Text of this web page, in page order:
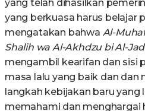
yang telah dihasilkan
yang berkuasa harus belajar
mengatakan bahwa Al-
Shalih wa Al-Akhdzu bi Al-
mengambil kearifan dan sisi
masa lalu yang baik dan dan
langkah kebijakan baru yang
memahami dan menghargai